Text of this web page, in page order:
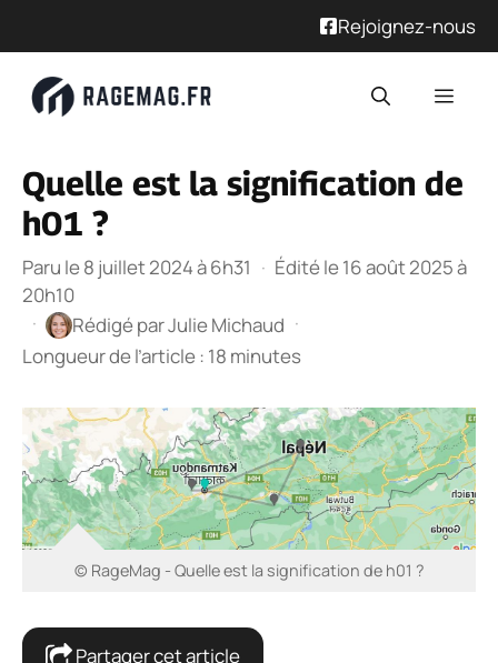
Rejoignez-nous
Quelle est la signification de
h01 ?
Paru le 8 juillet 2024 à 6h31 · Édité le 16 août 2025 à
20h10
·
Rédigé parJulie Michaud ·
Longueur de l’article : 18 minutes
© RageMag - Quelle est la signification de h01 ?
Partager cet article